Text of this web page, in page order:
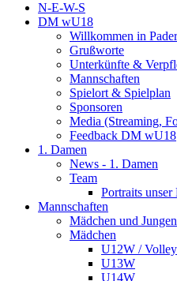
N-E-W-S
DM wU18
Willkommen in
Grußworte
Unterkünfte &
Mannschaften
Spielort & Spielplan
Sponsoren
Media (Streaming,
Feedback DM wU18
1. Damen
News - 1. Damen
Team
Portraits
Mannschaften
Mädchen und Jungen
Mädchen
U12W /
U13W
U14W